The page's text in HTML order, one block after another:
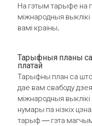
На гэтым тарыфе на
міжнародныя выклікі
вамі краіны.
Тарыфныя планы
платай
Тарыфны план са
дае вам свабоду
міжнародныя
нумары па нізкіх
тарыф — гэта